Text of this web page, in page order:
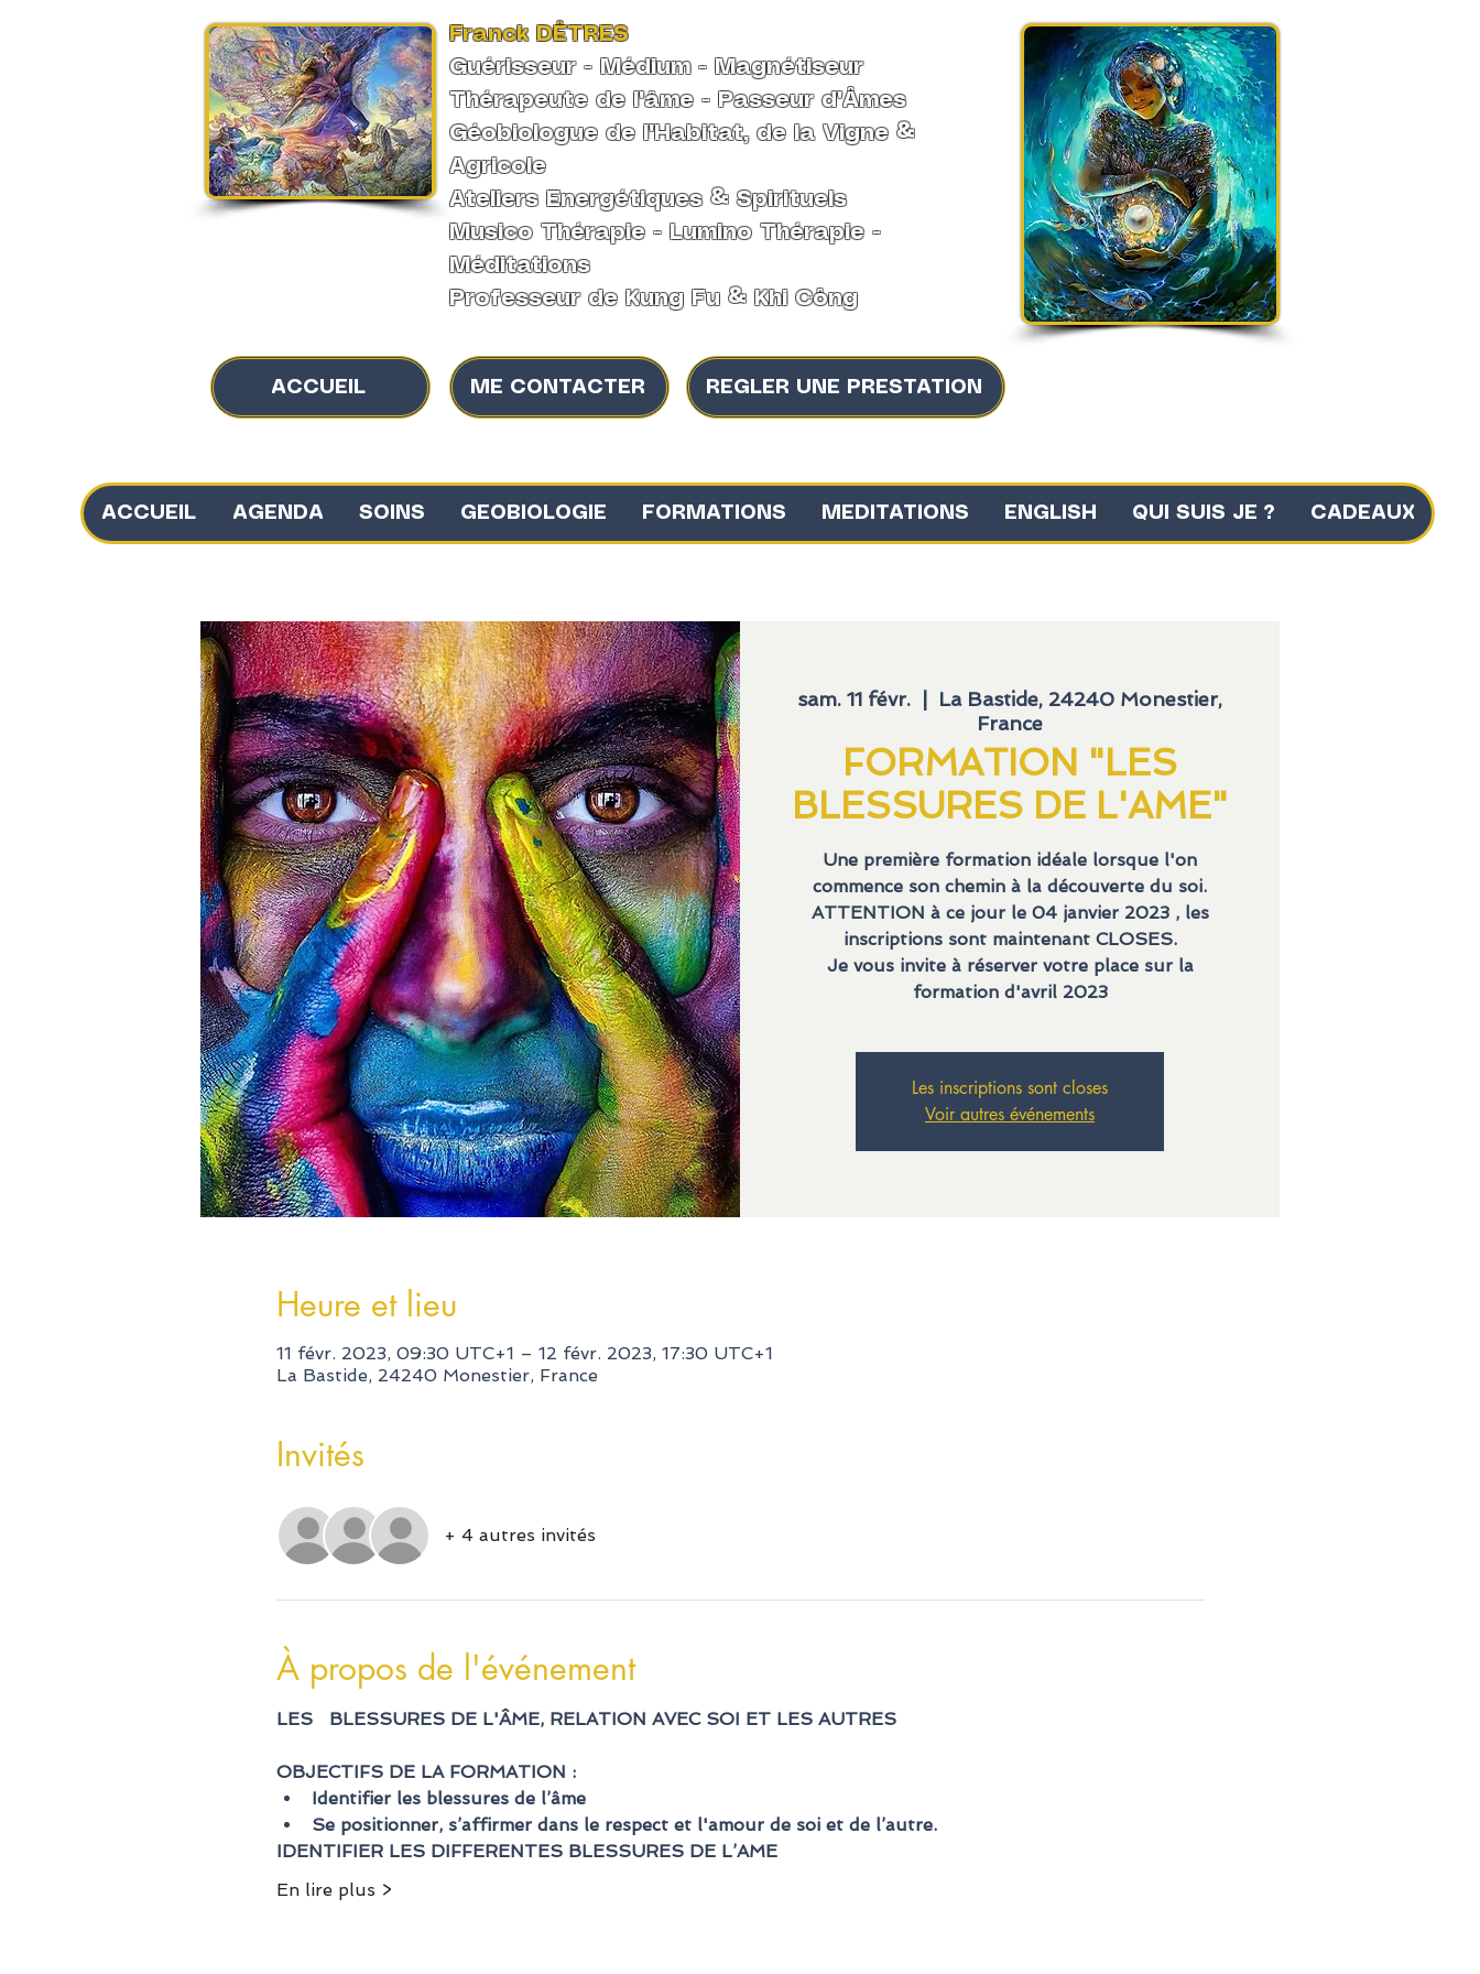
Franck DÊTRES
Guérisseur - Médium - Magnétiseur
Thérapeute de l'âme - Passeur d'Âmes
Géobiologue de l'Habitat, de la Vigne &
Agricole
Ateliers Energétiques & Spirituels
Musico Thérapie - Lumino Thérapie -
Méditations
Professeur de Kung Fu & Khi Công
ACCUEIL ME CONTACTER REGLER UNE PRESTATION
ACCUEIL AGENDA SOINS GEOBIOLOGIE FORMATIONS MEDITATIONS ENGLISH QUI SUIS JE ? CADEAUX
sam. 11 févr.
La Bastide, 24240 Monestier,
France
FORMATION "LES
BLESSURES DE L'AME"
Une première formation idéale lorsque l'on
commence son chemin à la découverte du soi.
ATTENTION à ce jour le 04 janvier 2023 , les
inscriptions sont maintenant CLOSES.
Je vous invite à réserver votre place sur la
formation d'avril 2023
Les inscriptions sont closes
Voir autres événements
Heure et lieu
11 févr. 2023, 09:30 UTC+1 – 12 févr. 2023, 17:30 UTC+1
La Bastide, 24240 Monestier, France
Invités
+ 4 autres invités
À propos de l'événement
LES   BLESSURES DE L'ÂME, RELATION AVEC SOI ET LES AUTRES
OBJECTIFS DE LA FORMATION :
Identifier les blessures de l’âme
Se positionner, s’affirmer dans le respect et l'amour de soi et de l’autre.
IDENTIFIER LES DIFFERENTES BLESSURES DE L’AME
En lire plus >